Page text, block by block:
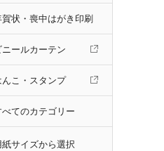
賀状・喪中はがき印刷
ニールカーテン
んこ・スタンプ
べてのカテゴリー
紙サイズから選択